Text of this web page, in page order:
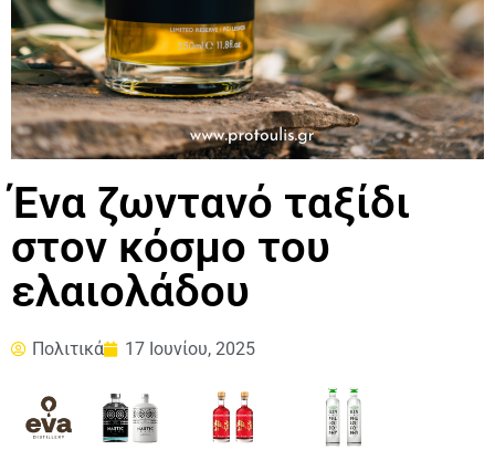
Ένα ζωντανό ταξίδι
στον κόσμο του
ελαιολάδου
Πολιτικά 17 Ιουνίου, 2025